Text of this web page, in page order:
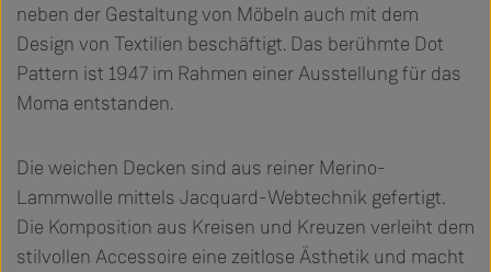
neben der Gestaltung von Möbeln auch mit dem
Design von Textilien beschäftigt. Das berühmte Dot
Pattern ist 1947 im Rahmen einer Ausstellung für das
Moma entstanden.
Die weichen Decken sind aus reiner Merino-
Lammwolle mittels Jacquard-Webtechnik gefertigt.
Die Komposition aus Kreisen und Kreuzen verleiht dem
stilvollen Accessoire eine zeitlose Ästhetik und macht